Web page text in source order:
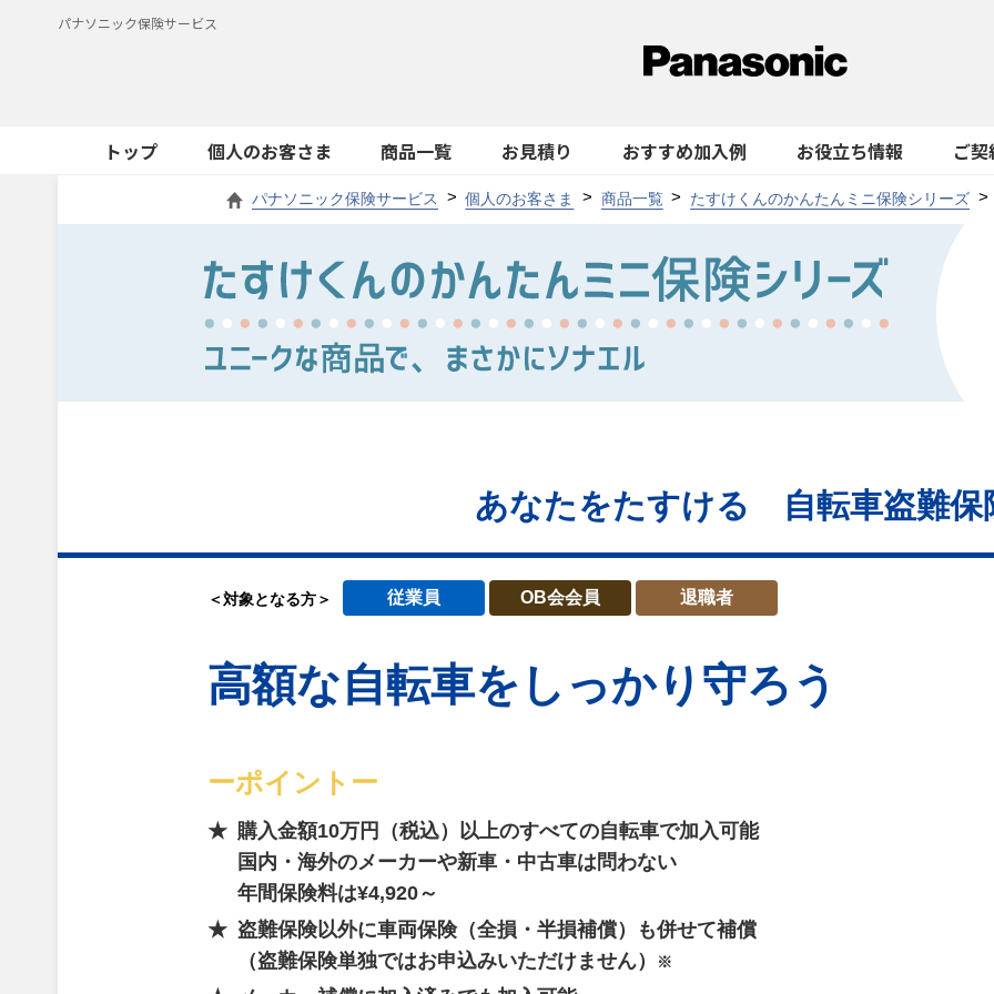
パナソニック保険サービス
トップ 個人のお客さま 商品一覧 お見積り おすすめ加入例 お役立ち情報 ご
パナソニック保険サービス 個人のお客さま 商品一覧 たすけくんのかんたんミニ保険シリーズ
あなたをたすける 自転車盗難保
＜対象となる方＞ 従業員 OB会会員 退職者
高額な自転車を しっかり守ろう
ーポイントー
購入金額10万円（税込）以上のすべての自転車で加入可能
国内・海外のメーカーや新車・中古車は問わない
年間保険料は¥4,920～
盗難保険以外に車両保険（全損・半損補償）も併せて補償
（盗難保険単独ではお申込みいただけません）
※